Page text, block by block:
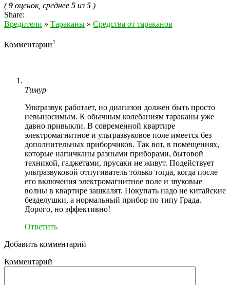
(9 оценок, среднее 5 из 5 )
Share:
Вредители » Тараканы » Средства от тараканов
Комментарии1
Тимур
Ультразвук работает, но диапазон должен быть просто
невыносимым. К обычным колебаниям тараканы уже
давно привыкли. В современной квартире
электромагнитное и ультразвуковое поле имеется без
дополнительных приборчиков. Так вот, в помещениях,
которые напичканы разными приборами, бытовой
техникой, гаджетами, прусаки не живут. Подействует
ультразвуковой отпугиватель только тогда, когда после
его включения электромагнитное поле и звуковые
волны в квартире зашкалят. Покупать надо не китайские
безделушки, а нормальный прибор по типу Града.
Дорого, но эффективно!
Ответить
Добавить комментарий
Комментарий